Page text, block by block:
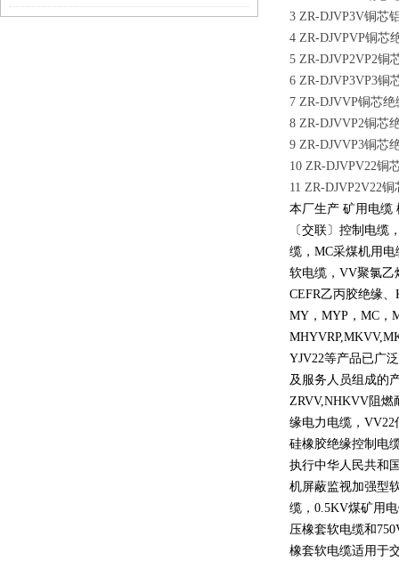
3 ZR-DJVP3V铜芯
4 ZR-DJVPVP铜芯
5 ZR-DJVP2VP2铜
6 ZR-DJVP3VP3铜
7 ZR-DJVVP铜芯
8 ZR-DJVVP2铜芯
9 ZR-DJVVP3铜芯
10 ZR-DJVPV22铜
11 ZR-DJVP2V22
本厂生产 矿用电缆
〔交联〕控制电缆
缆， MC采煤机用电
软电缆， VV聚氯乙
CEFR乙丙胶绝缘、
MY ， MYP ， MC ，
YJV22等产品已广
及服务人员组成的
ZRVV,NHKVV阻燃
缘电力电缆， VV22
硅橡胶绝缘控制电
执行中华人民共和
机屏蔽监视加强型
缆， 0.5KV煤矿用
压橡套软电缆和
橡套软电缆适用于